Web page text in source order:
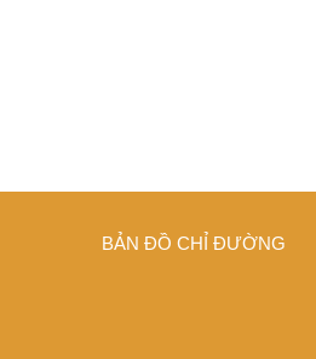
BẢN ĐỒ CHỈ ĐƯỜNG